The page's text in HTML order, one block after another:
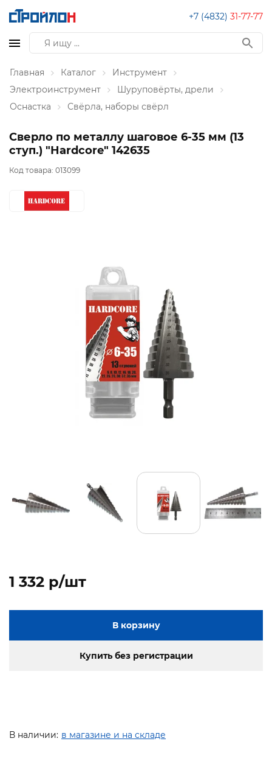
+7 (4832) 31-77-77
Главная Каталог
Инструмент
Электроинструмент
Шуруповёрты, дрели
Оснастка
Свёрла, наборы свёрл
Сверло по металлу шаговое 6-35 мм (13
ступ.) "Hardcore" 142635
Код товара: 013099
1 332 p/шт
В корзину
Купить без регистрации
В наличии: в магазине и на складе